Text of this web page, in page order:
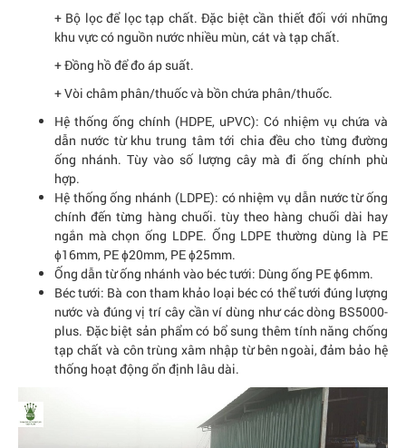
+ Bộ lọc để lọc tạp chất. Đặc biệt cần thiết đối với những
khu vực có nguồn nước nhiều mùn, cát và tạp chất.
+ Đồng hồ để đo áp suất.
+ Vòi châm phân/thuốc và bồn chứa phân/thuốc.
Hệ thống ống chính (HDPE, uPVC): Có nhiệm vụ chứa và
dẫn nước từ khu trung tâm tới chia đều cho từng đường
ống nhánh. Tùy vào số lượng cây mà đi ống chính phù
hợp.
Hệ thống ống nhánh (LDPE): có nhiệm vụ dẫn nước từ ống
chính đến từng hàng chuối. tùy theo hàng chuối dài hay
ngắn mà chọn ống LDPE. Ống LDPE thường dùng là PE
ɸ16mm, PE ɸ20mm, PE ɸ25mm.
Ống dẫn từ ống nhánh vào béc tưới: Dùng ống PE ɸ6mm.
Béc tưới: Bà con tham khảo loại béc có thể tưới đúng lượng
nước và đúng vị trí cây cần ví dùng như các dòng BS5000-
plus. Đặc biệt sản phẩm có bổ sung thêm tính năng chống
tạp chất và côn trùng xâm nhập từ bên ngoài, đảm bảo hệ
thống hoạt động ổn định lâu dài.